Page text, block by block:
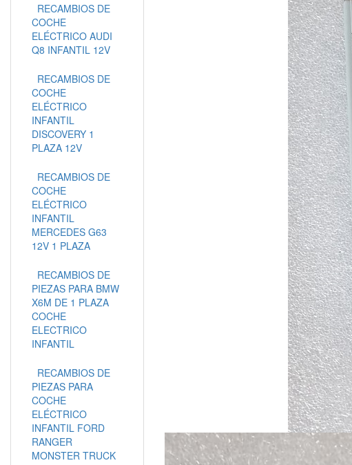
RECAMBIOS DE
COCHE
ELÉCTRICO AUDI
Q8 INFANTIL 12V
RECAMBIOS DE
COCHE
ELÉCTRICO
INFANTIL
DISCOVERY 1
PLAZA 12V
RECAMBIOS DE
COCHE
ELÉCTRICO
INFANTIL
MERCEDES G63
12V 1 PLAZA
RECAMBIOS DE
PIEZAS PARA BMW
X6M DE 1 PLAZA
COCHE
ELECTRICO
INFANTIL
RECAMBIOS DE
PIEZAS PARA
COCHE
ELÉCTRICO
INFANTIL FORD
RANGER
MONSTER TRUCK